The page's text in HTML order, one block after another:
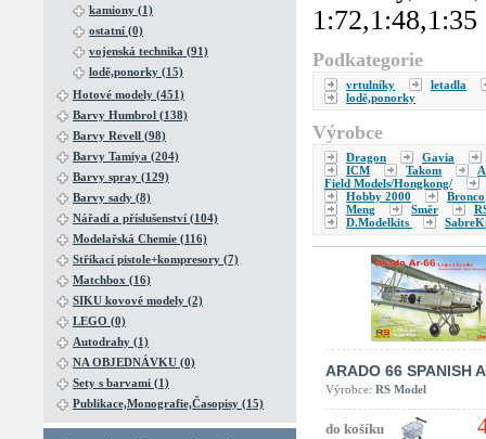
kamiony (1)
ostatní (0)
vojenská technika (91)
lodě,ponorky (15)
Hotové modely (451)
Barvy Humbrol (138)
Barvy Revell (98)
Barvy Tamiya (204)
Barvy spray (129)
Barvy sady (8)
Nářadí a příslušenství (104)
Modelařská Chemie (116)
Stříkací pistole+kompresory (7)
Matchbox (16)
SIKU kovové modely (2)
LEGO (0)
Autodrahy (1)
NA OBJEDNÁVKU (0)
Sety s barvami (1)
Publikace,Monografie,Časopisy (15)
1:72,1:48,1:35
Podkategorie
vrtulníky
letadla
lodě,ponorky
Výrobce
Dragon
Gavia
ICM
Takom
Field Models/Hongkong/
Hobby 2000
Bronco
Meng
Směr
D.Modelkits
ARADO 66 SPANISH
Výrobce: RS Model